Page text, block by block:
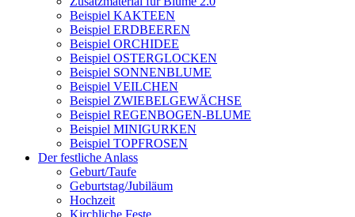
Beispiel KAKTEEN
Beispiel ERDBEEREN
Beispiel ORCHIDEE
Beispiel OSTERGLOCKEN
Beispiel SONNENBLUME
Beispiel VEILCHEN
Beispiel ZWIEBELGEWÄCHSE
Beispiel REGENBOGEN-BLUME
Beispiel MINIGURKEN
Beispiel TOPFROSEN
Der festliche Anlass
Geburt/Taufe
Geburtstag/Jubiläum
Hochzeit
Kirchliche Feste